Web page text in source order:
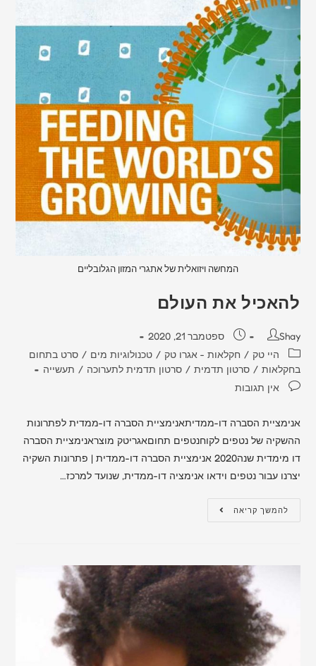
המחשה ויזואלית של אתגרי המזון הגלובליים
להאכיל את העולם
Shay
ספטמבר 21, 2020
היי טק / חקלאות - אגרו טק / טכנולוגיות מים / סרט בתחום
בחקלאות / סרטון תדמית / סרטון תדמית לתערוכה / תעשייה
אין תגובות
אנימציית הסברה דו-ממדיתאנימציית הסברה דו-ממדית לפתרונות
ההשקיה של נטפים לקוחנטפים תחוםאגריטק מוצראנימציית הסברה
דו מימדית שנה2020 אנימציית הסברה דו-ממדית | פתרונות השקיה
יצרנו עבור נטפים וידאו אנימציה דו-ממדית, שנועד למרכז…
להמשך קריאה